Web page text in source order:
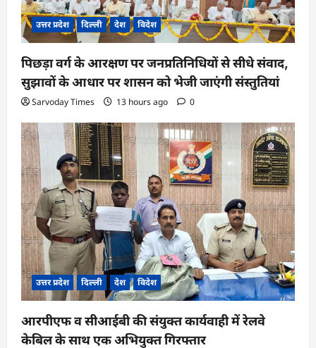
उत्तर प्रदेश दिल्ली देश विदेश
पिछड़ा वर्ग के आरक्षण पर जनप्रतिनिधियों से सीधे संवाद,
सुझावों के आधार पर शासन को भेजी जाएंगी संस्तुतियां
Sarvoday Times 13 hours ago 0
उत्तर प्रदेश दिल्ली देश विदेश
आरपीएफ व सीआईबी की संयुक्त कार्यवाही में रेलवे
केबिल के साथ एक अभियुक्त गिरफ्तार